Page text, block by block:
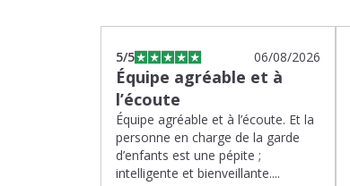
5/5 06/08/2026
Équipe agréable et à
l’écoute
Équipe agréable et à l’écoute. Et la
personne en charge de la garde
d’enfants est une pépite ;
intelligente et bienveillante....